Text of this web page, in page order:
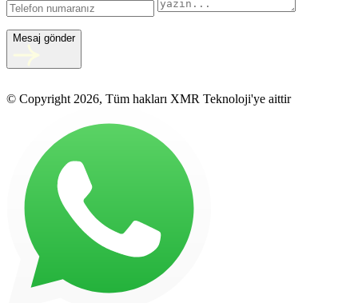
Mesaj gönder
© Copyright 2026, Tüm hakları XMR Teknoloji'ye aittir